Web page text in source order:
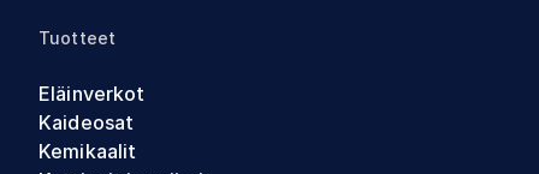
Tuotteet
Eläinverkot
Kaideosat
Kemikaalit